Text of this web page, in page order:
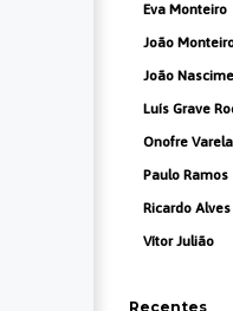
Eva Monteiro
João
João
Luís Grave
Onofre Varela
Paulo Ramos
Ricardo Alves
Vítor Julião
Recentes